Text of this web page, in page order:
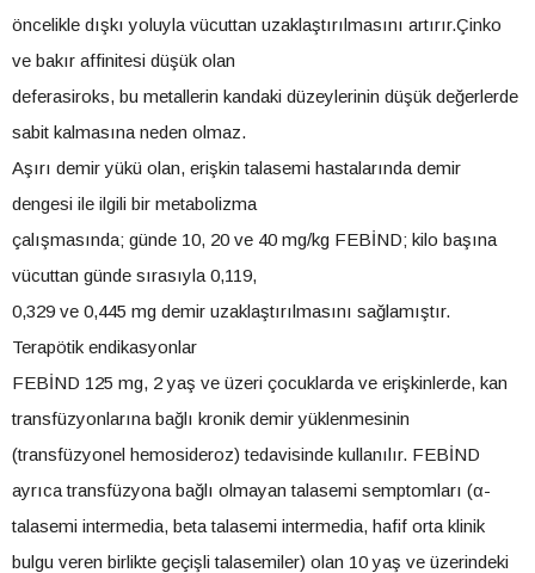
öncelikle dışkı yoluyla vücuttan uzaklaştırılmasını artırır.Çinko
ve bakır affinitesi düşük olan
deferasiroks, bu metallerin kandaki düzeylerinin düşük değerlerde
sabit kalmasına neden olmaz.
Aşırı demir yükü olan, erişkin talasemi hastalarında demir
dengesi ile ilgili bir metabolizma
çalışmasında; günde 10, 20 ve 40 mg/kg FEBİND; kilo başına
vücuttan günde sırasıyla 0,119,
0,329 ve 0,445 mg demir uzaklaştırılmasını sağlamıştır.
Terapötik endikasyonlar
FEBİND 125 mg, 2 yaş ve üzeri çocuklarda ve erişkinlerde, kan
transfüzyonlarına bağlı kronik demir yüklenmesinin
(transfüzyonel hemosideroz) tedavisinde kullanılır. FEBİND
ayrıca transfüzyona bağlı olmayan talasemi semptomları (α-
talasemi intermedia, beta talasemi intermedia, hafif orta klinik
bulgu veren birlikte geçişli talasemiler) olan 10 yaş ve üzerindeki